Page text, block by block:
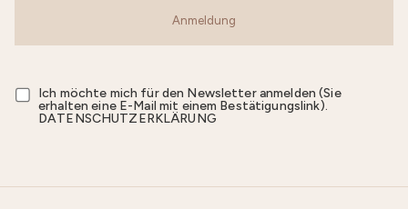
Anmeldung
Ich möchte mich für den Newsletter anmelden (Sie
erhalten eine E-Mail mit einem Bestätigungslink).
DATENSCHUTZERKLÄRUNG